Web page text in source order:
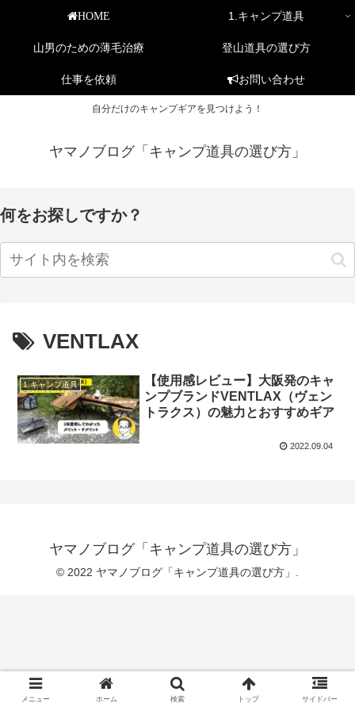
自分だけのキャンプギアを見つけよう！
ヤマノブログ「キャンプ道具の選び方」
HOME 1.キャンプ道具
山男のための薄毛治療 登山道具の選び方
仕事を依頼 お問い合わせ
何をお探しですか？
VENTLAX
1.キャンプ道具
【使用感レビュー】大阪発のキャ
ンプブランドVENTLAX（ヴェン
トラクス）の魅力とおすすめギア
2022.09.04
ヤマノブログ「キャンプ道具の選び方」
© 2022 ヤマノブログ「キャンプ道具の選び方」.
メニュー ホーム 検索 トップ サイドバー